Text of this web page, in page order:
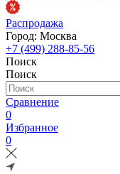
Распродажа
Город: Москва
+7 (499) 288-85-56
Поиск
Поиск
Сравнение
0
Избранное
0